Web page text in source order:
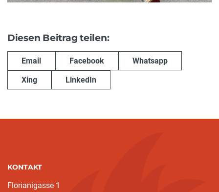
Diesen Beitrag teilen:
Email Facebook Whatsapp
Xing LinkedIn
KONTAKT
Florianigasse 1